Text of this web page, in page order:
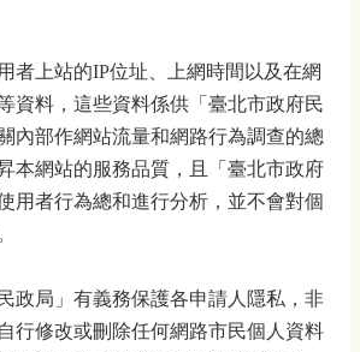
者上站的IP位址、上網時間以及在網
資料，這些資料係供「臺北市政府民
內部作網站流量和網路行為調查的總
本網站的服務品質，且「臺北市政府
用者行為總和進行分析，並不會對個
政局」有義務保護各申請人隱私，非
行修改或刪除任何網路市民個人資料